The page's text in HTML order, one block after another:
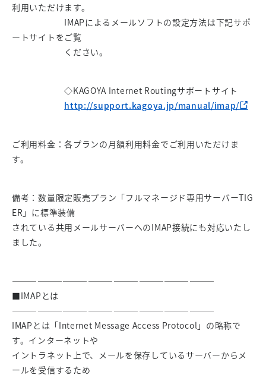
利用いただけます。
IMAPによるメールソフトの設定方法は下記サポ
ートサイトをご覧
ください。
◇KAGOYA Internet Routingサポートサイト
http://support.kagoya.jp/manual/imap/
ご利用料金：各プランの月額利用料金でご利用いただけま
す。
備考：数量限定販売プラン「フルマネージド専用サーバーTIG
ER」に標準装備
されている共用メールサーバーへのIMAP接続にも対応いたし
ました。
————————————————————————
■IMAPとは
————————————————————————
IMAPとは「Internet Message Access Protocol」の略称で
す。インターネットや
イントラネット上で、メールを保存しているサーバーからメ
ールを受信するため